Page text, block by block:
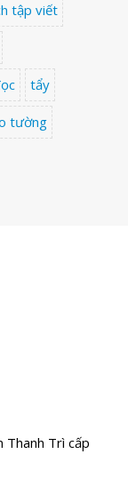
tập viết
tẩy
tường
Thanh Trì cấp